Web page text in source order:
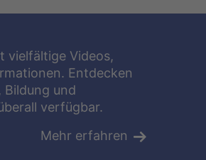
vielfältige Videos,
Entdecken
Bildung und
verfügbar.
Mehr erfahren